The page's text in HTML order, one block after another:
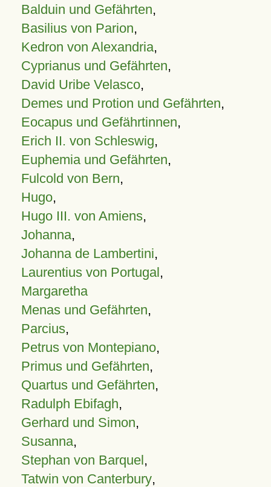
Balduin und Gefährten,
Basilius von Parion,
Kedron von Alexandria,
Cyprianus und Gefährten,
David Uribe Velasco,
Demes und Protion und Gefährten,
Eocapus und Gefährtinnen,
Erich II. von Schleswig,
Euphemia und Gefährten,
Fulcold von Bern,
Hugo,
Hugo III. von Amiens,
Johanna,
Johanna de Lambertini,
Laurentius von Portugal,
Margaretha
Menas und Gefährten,
Parcius,
Petrus von Montepiano,
Primus und Gefährten,
Quartus und Gefährten,
Radulph Ebifagh,
Gerhard und Simon,
Susanna,
Stephan von Barquel,
Tatwin von Canterbury,